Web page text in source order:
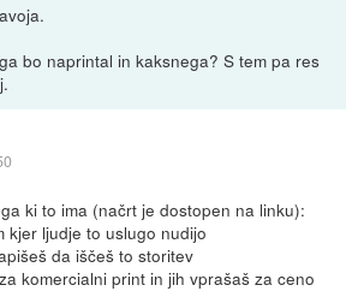
bo naprintal in kaksnega? S tem pa res
ki to ima (načrt je dostopen na linku):
kjer ljudje to uslugo nudijo
da iščeš to storitev
komercialni print in jih vprašaš za ceno